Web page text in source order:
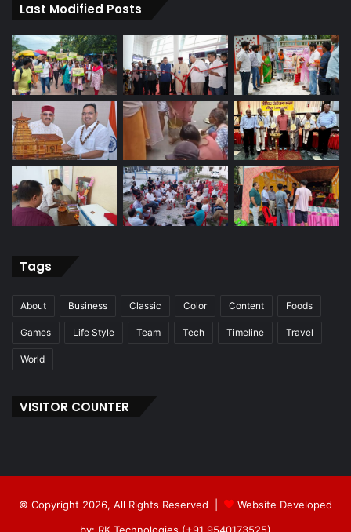
Last Modified Posts
Tags
About Business Classic Color Content Foods
Games Life Style Team Tech Timeline Travel
World
VISITOR COUNTER
© Copyright 2026, All Rights Reserved |
Website Developed